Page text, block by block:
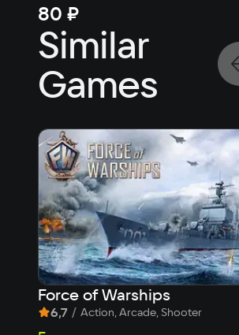
80 ₽
Similar
Games
Force of Warships
6,7 / Action, Arcade, Shooter